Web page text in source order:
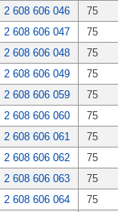
2 608 606 046
75
2 608 606 047
75
2 608 606 048
75
2 608 606 049
75
2 608 606 059
75
2 608 606 060
75
2 608 606 061
75
2 608 606 062
75
2 608 606 063
75
2 608 606 064
75